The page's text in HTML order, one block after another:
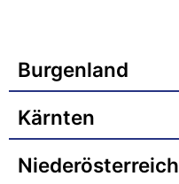
Burgenland
Kärnten
Niederösterreich